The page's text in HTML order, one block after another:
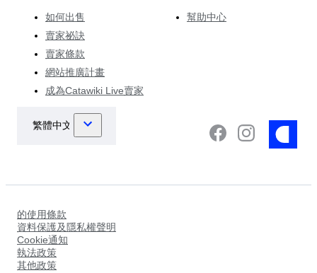
如何出售
賣家祕訣
賣家條款
網站推廣計畫
成為Catawiki Live賣家
幫助中心
的使用條款
資料保護及隱私權聲明
Cookie通知
執法政策
其他政策